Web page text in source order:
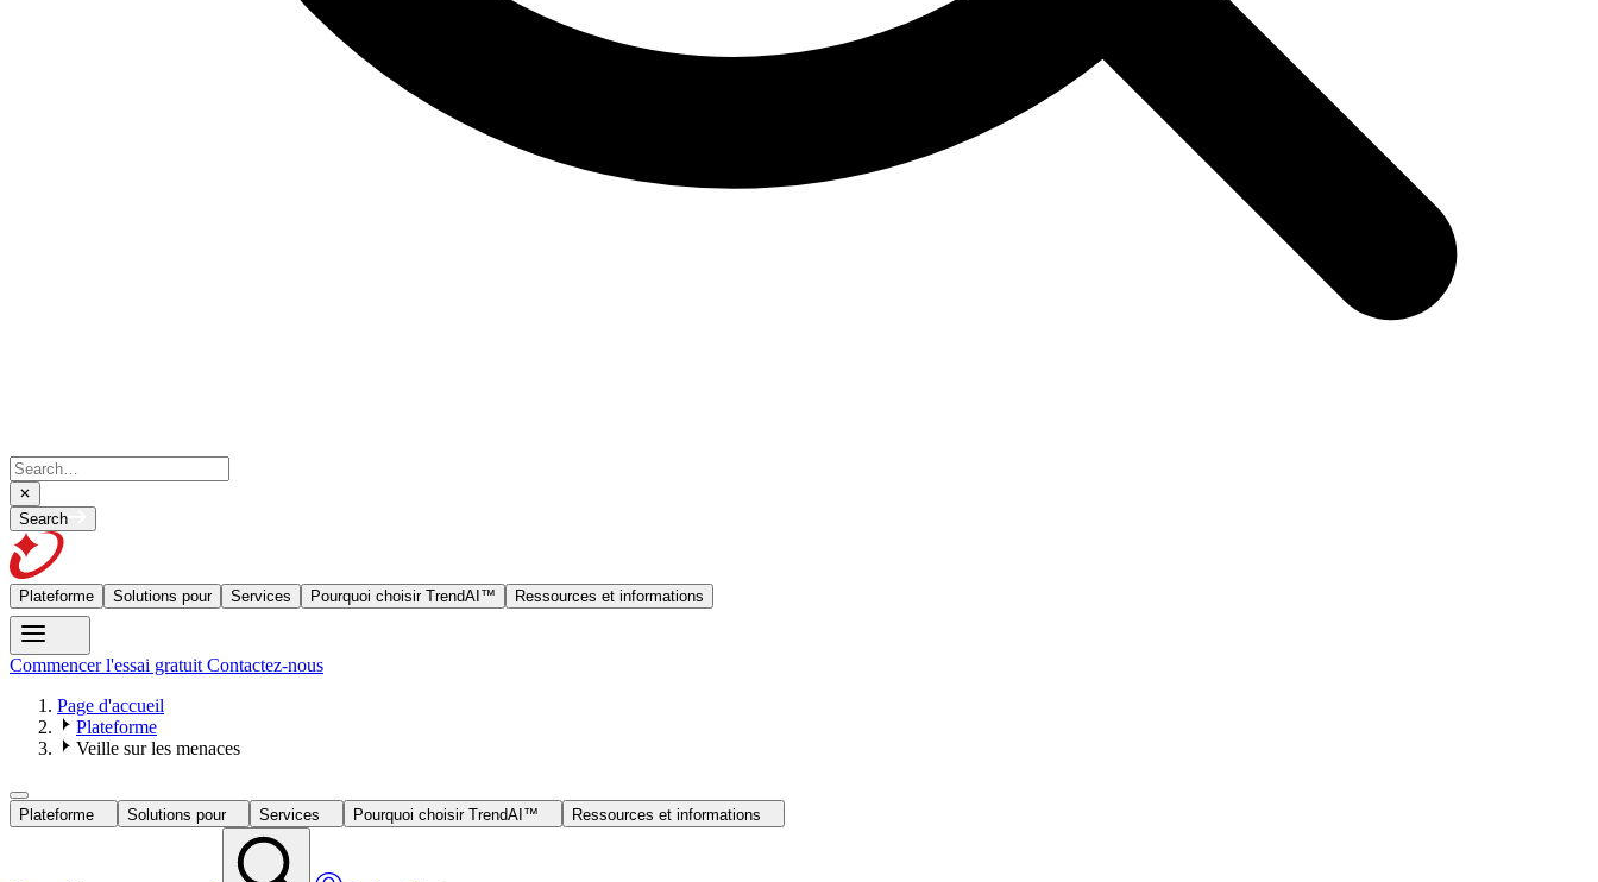
Search
Plateforme Solutions pour Services Pourquoi choisir TrendAI™ Ressources et informations
Commencer l'essai gratuit Contactez-nous
Page d'accueil
Plateforme
Veille sur les menaces
Plateforme Solutions pour Services Pourquoi choisir TrendAI™ Ressources et informations